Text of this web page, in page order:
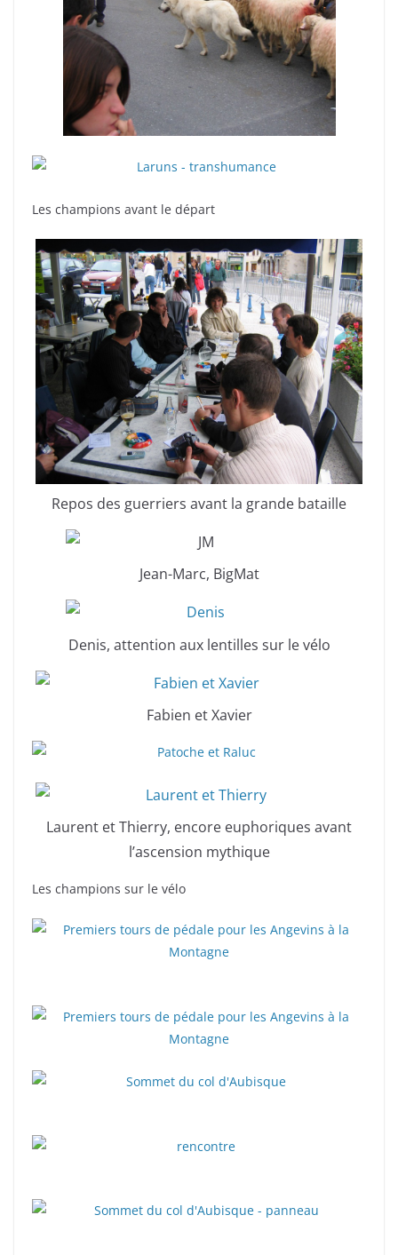
Les champions avant le départ
Repos des guerriers avant la grande bataille
Jean-Marc, BigMat
Denis, attention aux lentilles sur le vélo
Fabien et Xavier
Laurent et Thierry, encore euphoriques avant
l’ascension mythique
Les champions sur le vélo